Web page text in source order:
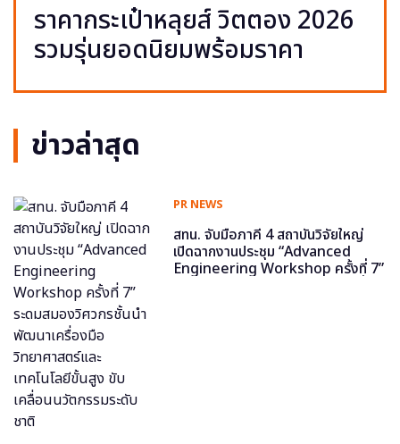
ราคากระเป๋าหลุยส์ วิตตอง 2026
รวมรุ่นยอดนิยมพร้อมราคา
ข่าวล่าสุด
PR NEWS
สทน. จับมือภาคี 4 สถาบันวิจัยใหญ่
เปิดฉากงานประชุม “Advanced
Engineering Workshop ครั้งที่ 7”